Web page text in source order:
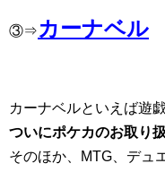
③⇒ カーナベル
カーナベルといえば遊
ついにポケカのお取り
そのほか、MTG、デュ